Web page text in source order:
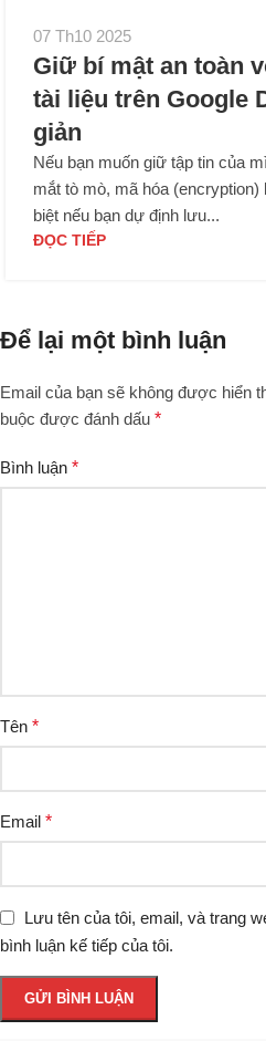
07 Th10 2025
Giữ bí mật an toàn
tài liệu trên Google
giản
Nếu bạn muốn giữ tập tin của
mắt tò mò, mã hóa
biệt nếu bạn dự định lưu...
ĐỌC TIẾP
Để lại một bình luận
Email của bạn sẽ không được hiển
buộc được đánh dấu *
Bình luận *
Tên *
Email *
Lưu tên của tôi, email, và trang
bình luận kế tiếp của tôi.